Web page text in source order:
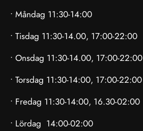
• Måndag 11:30-14:00
• Tisdag 11:30-14.00, 17:00-22:00
• Onsdag 11:30-14.00, 17:00-22:00
• Torsdag 11:30-14:00, 17:00-22:00
• Fredag 11:30-14:00, 16.30-02:00
• Lördag 14:00-02:00